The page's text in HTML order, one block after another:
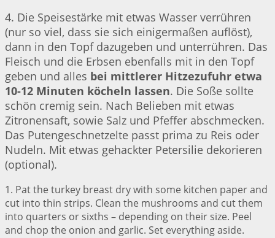
4. Die Speisestärke mit etwas Wasser verrühren
(nur so viel, dass sie sich einigermaßen auflöst),
dann in den Topf dazugeben und unterrühren. Das
Fleisch und die Erbsen ebenfalls mit in den Topf
geben und alles bei mittlerer Hitzezufuhr etwa
10-12 Minuten köcheln lassen. Die Soße sollte
schön cremig sein. Nach Belieben mit etwas
Zitronensaft, sowie Salz und Pfeffer abschmecken.
Das Putengeschnetzelte passt prima zu Reis oder
Nudeln. Mit etwas gehackter Petersilie dekorieren
(optional).
1. Pat the turkey breast dry with some kitchen paper and
cut into thin strips. Clean the mushrooms and cut them
into quarters or sixths – depending on their size. Peel
and chop the onion and garlic. Set everything aside.